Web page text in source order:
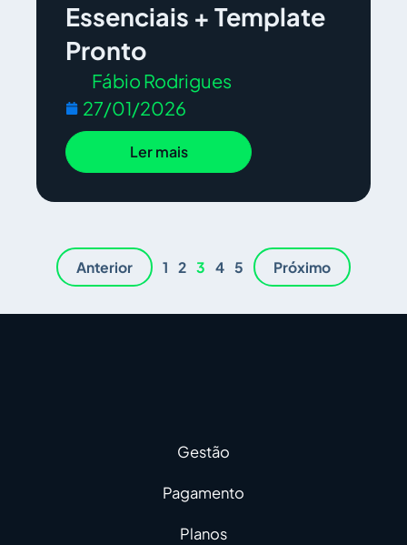
Essenciais + Template
Pronto
Fábio Rodrigues
27/01/2026
Ler mais
Anterior 1 2 3 4 5 Próximo
Gestão
Pagamento
Planos